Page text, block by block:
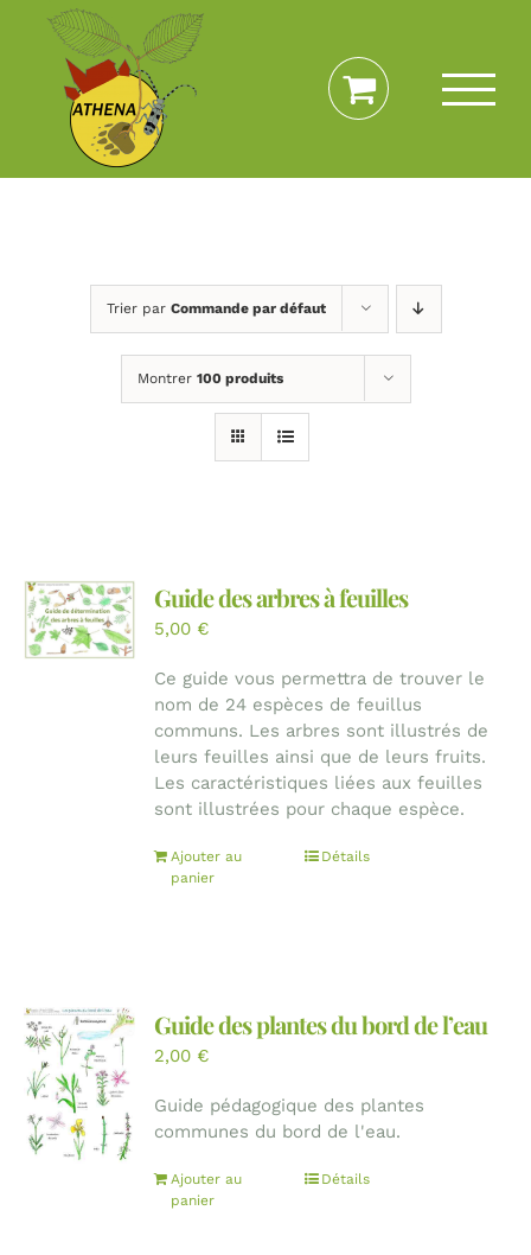
Passer
contenu
Trier par Commande par défaut
Montrer 100 produits
Guide des arbres à feuilles
5,00 €
Ce guide vous permettra de trouver le
nom de 24 espèces de feuillus
communs. Les arbres sont illustrés de
leurs feuilles ainsi que de leurs fruits.
Les caractéristiques liées aux feuilles
sont illustrées pour chaque espèce.
Ajouter au
panier
Détails
Guide des plantes du bord de l’eau
2,00 €
Guide pédagogique des plantes
communes du bord de l'eau.
Ajouter au
panier
Détails